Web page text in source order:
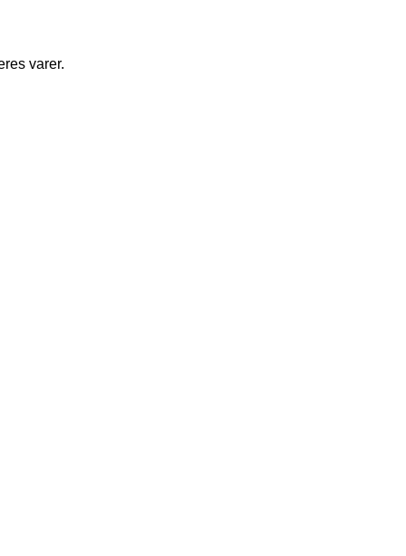
varer.